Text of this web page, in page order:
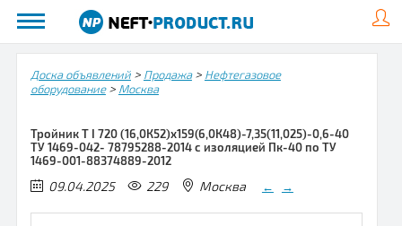
Доска объявлений> Продажа> Нефтегазовое
оборудование> Москва
Тройник Т I 720 (16,0К52)х159(6,0К48)-7,35(11,025)-0,6-40
ТУ 1469-042- 78795288-2014 с изоляцией Пк-40 по ТУ
1469-001-88374889-2012
09.04.2025 229 Москва ← →